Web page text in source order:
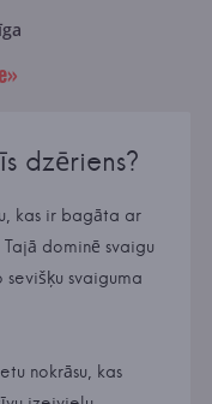
dzēriens?
kas ir bagāta ar
dominē svaigu
svaiguma
nokrāsu, kas